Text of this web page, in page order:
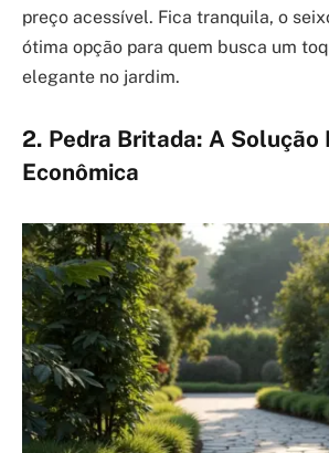
preço acessível. Fica tranquila, o
ótima opção para quem busca um
elegante no jardim.
2. Pedra Britada: A Solução
Econômica